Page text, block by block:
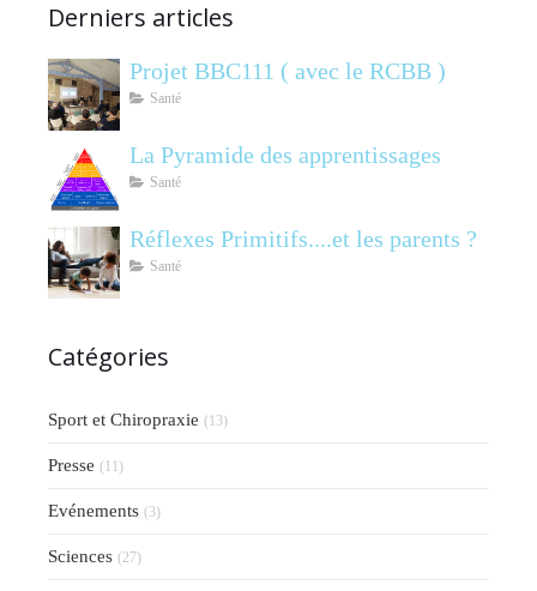
Derniers articles
Projet BBC111 ( avec le RCBB )
Santé
La Pyramide des apprentissages
Santé
Réflexes Primitifs....et les parents ?
Santé
Catégories
Sport et Chiropraxie (13)
Presse (11)
Evénements (3)
Sciences (27)